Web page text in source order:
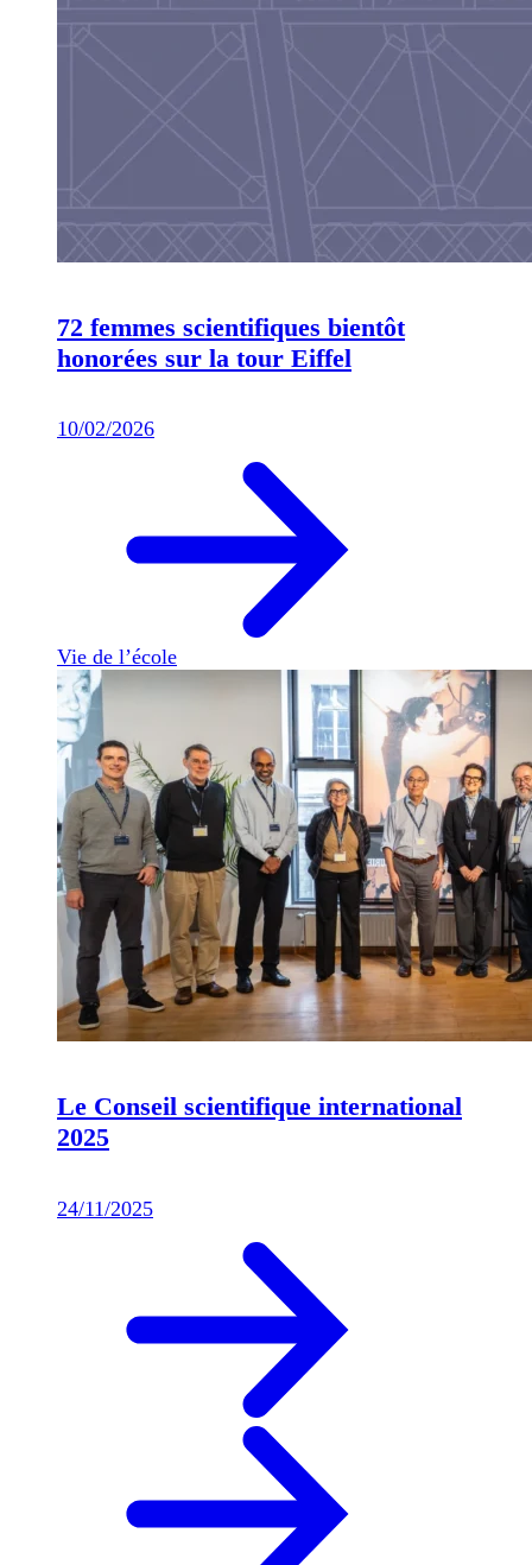
72 femmes scientifiques bientôt
honorées sur la tour Eiffel
10/02/2026
Vie de l’école
Le Conseil scientifique international
2025
24/11/2025